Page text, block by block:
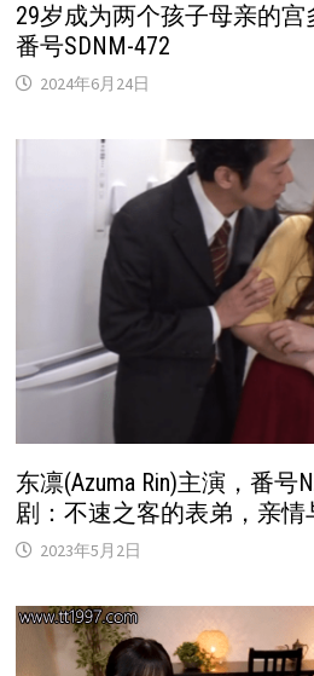
29岁成为两个孩子母亲的宫
番号SDNM-472
2024年6月24日
东凛(Azuma Rin)主演，番号
剧：不速之客的表弟，亲情
2023年5月2日